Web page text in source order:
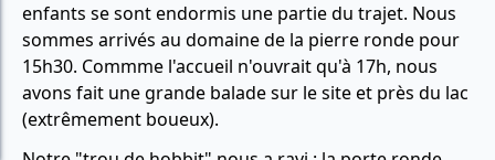
enfants se sont endormis une partie du trajet. Nous
sommes arrivés au domaine de la pierre ronde pour
15h30. Commme l'accueil n'ouvrait qu'à 17h, nous
avons fait une grande balade sur le site et près du lac
(extrêmement boueux).